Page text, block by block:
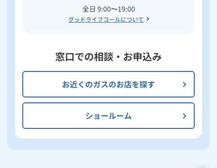
全日 9:00〜19:00
グッドライフコールについて
窓口での相談・お申込み
お近くのガスのお店を探す
ショールーム